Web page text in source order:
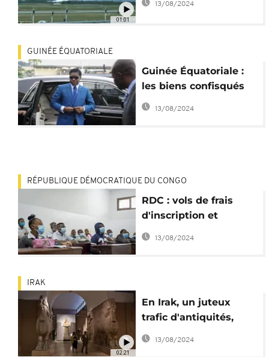
01:01
13/08/2024
GUINÉE ÉQUATORIALE
Guinée Équatoriale :
les biens confisqués
d'Obiang serviront
contre la Covid-19
13/08/2024
RÉPUBLIQUE DÉMOCRATIQUE DU CONGO
RDC : vols de frais
d'inscription et
usurpations
d'identités pour les
13/08/2024
02:21
IRAK
En Irak, un juteux
trafic d'antiquités,
alimenté par la
corruption et
13/08/2024